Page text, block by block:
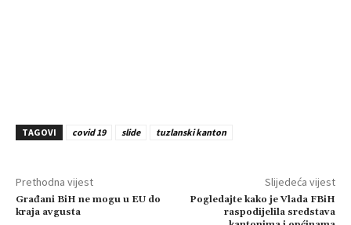
TAGOVI covid 19 slide tuzlanski kanton
Prethodna vijest
Građani BiH ne mogu u EU do
kraja avgusta
Slijedeća vijest
Pogledajte kako je Vlada FBiH
raspodijelila sredstava